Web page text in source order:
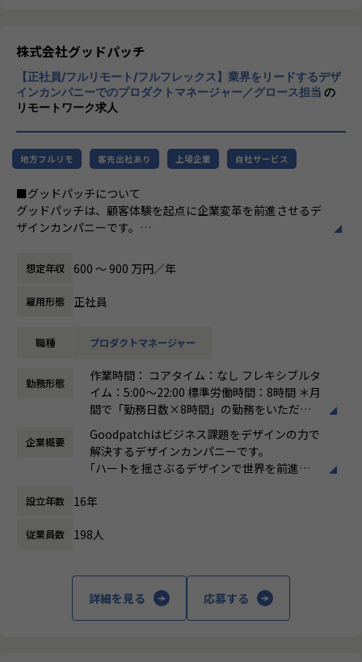
援案件に注力
3. ビジネス人材の積極採用
4. 案件バリエーションの構築
は一定の規模感が必要だと考えています。
仕様…と多くの案件バリエーションがあるこ
とで専門性を高める機会が増え、ものづくり
屋として多様なキャリアパスを選択できる組
また、2020年3月には初の海外進出となるベ
トナム拠点の立上げを実施し、同年12月には
ます。
件を担当し、上流の段階からUXデザイナーやUIデザイナーと
協力してプロダクトの企画から開発まで幅広く業務に関わり
ます。
案件化する前の商談フェーズでは、クライアントの課題をヒ
術的な観点からデザイナーにフィードバックしたり、開発に
接続するための要件定義や技術選定をリードします。開発フ
ェーズでは自身も実装に入り込みながら開発全体の進行管理
や品質管理などを行います。
また、グッドパッチと共創していただける開発パートナーと
■これからやりたいこと
一気通貫でのプロダクト開発
ンの提案
- 品質とスピードを高めるアジャイルな組織づくりの支援
- 複雑で難易度の高い大手企業のDXを推進し、クライアント
の企業変革を支援
- リードエンジニアとしてデザインとエンジニアリングの接
- テックリードとして最適な技術選定、アーキテクチャの設
ダクトの品質向上を行う
- テックブログやイベント登壇などでの定期的な発信を行
い、グッドパッチのエンジニアのプレゼンス向上を行う
スサイドとデザインをつなぎ、事業やプロダ
クト、組織づくりを戦略的に支援するほか、
事業会社として自社サービスやプロダクトの
開発、スタートアップへの投資など、多彩に
展開しています。
株式会社グッドパッチ
【正社員/フルリモート/フルフレックス】業界をリードするデザ
インカンパニーでのプロダクトマネージャー／グロース担当 の
リモートワーク求人
地方フルリモ 客先出社あり 上場企業 自社サービス
■グッドパッチについて
グッドパッチは、顧客体験を起点に企業変革を前進させるデ
ザインカンパニーです。
モートデザイン組織「Goodpatch Anywhere」により、新規
事業の立ち上げ、既存事業のリニューアル、企業のデザイン
戦略立案、デザイン組織構築支援などを行い、大企業からス
タートアップまで企業が持つビジネス課題をデザインで解決
デザインプラットフォーム事業では、デザイン人材のキャリ
向け就活プラットフォーム「ReDesigner for Student」、オ
ンラインホワイトボード「Strap」を提供し、デザインによ
る価値創造に取り組んでいます。
グッドパッチのケイパビリティを拡張するべく新設された
ジャー」ポジションを新たに募集します。
ザイン×ビジネス」を自身の強みとしてキャリア構築してい
きたい方はぜひご応募ください。
想定年収 600 〜 900 万円／年
雇用形態 正社員
職種 プロダクトマネージャー
勤務形態
作業時間： コアタイム：なし フレキシブルタ
イム：5:00～22:00 標準労働時間：8時間 ＊月
間で「勤務日数×8時間」の勤務をいただけ
れば、当日2時間、翌日10時間のような働き
方も可能です。 休憩60分
働き方： フルフレックス制
時間外労働の有無： 有（月平均25時間）
休憩時間： 60分
企業概要
Goodpatchはビジネス課題をデザインの力で
解決するデザインカンパニーです。
｢ハートを揺さぶるデザインで世界を前進さ
証明するためにUI/UXデザインを強みとした
立案、デザイン組織構築支援などを行い、 デ
ームGoodpatch Anywhereという拠点があり
ます。
設立年数 16年
従業員数 198人
詳細を見る 応募する